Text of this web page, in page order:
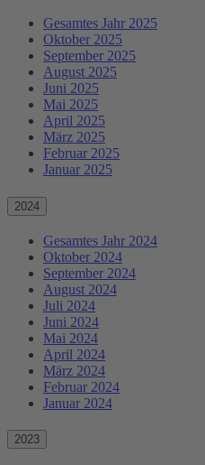
Gesamtes Jahr 2025
Oktober 2025
September 2025
August 2025
Juni 2025
Mai 2025
April 2025
März 2025
Februar 2025
Januar 2025
2024
Gesamtes Jahr 2024
Oktober 2024
September 2024
August 2024
Juli 2024
Juni 2024
Mai 2024
April 2024
März 2024
Februar 2024
Januar 2024
2023